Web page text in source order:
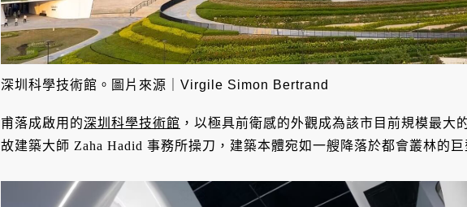
深圳科學技術館。圖片來源｜Virgile Simon Bertrand
甫落成啟用的深圳科學技術館 ，以極具前衛感的外觀成為該市目前規模最大
故建築大師 Zaha Hadid 事務所操刀，建築本體宛如一艘降落於都會叢林的巨